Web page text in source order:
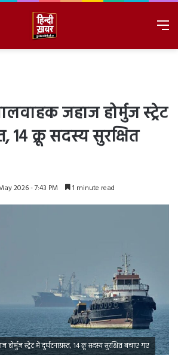
जहाज होर्मुज स्ट्रेट
14 क्रू सदस्य सुरक्षित
2026 - 7:43 PM 1 minute read
स्ट्रेट में दुर्घटनाग्रस्त, 14 क्रू सदस्य सुरक्षित बचाए गए